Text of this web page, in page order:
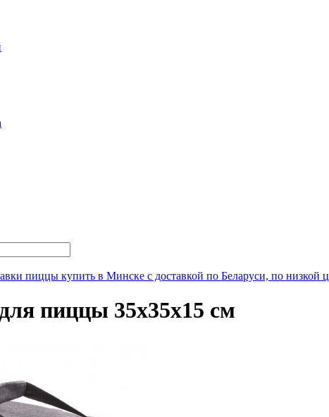
пиццы купить в Минске с доставкой по Беларуси, по низкой
пиццы 35х35х15 см